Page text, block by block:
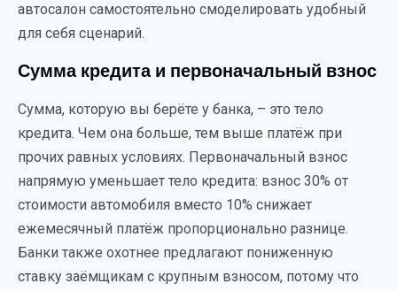
автосалон самостоятельно смоделировать удобный
для себя сценарий.
Сумма кредита и первоначальный взнос
Сумма, которую вы берёте у банка, – это тело
кредита. Чем она больше, тем выше платёж при
прочих равных условиях. Первоначальный взнос
напрямую уменьшает тело кредита: взнос 30% от
стоимости автомобиля вместо 10% снижает
ежемесячный платёж пропорционально разнице.
Банки также охотнее предлагают пониженную
ставку заёмщикам с крупным взносом, потому что